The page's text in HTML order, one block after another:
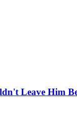
Leave Him